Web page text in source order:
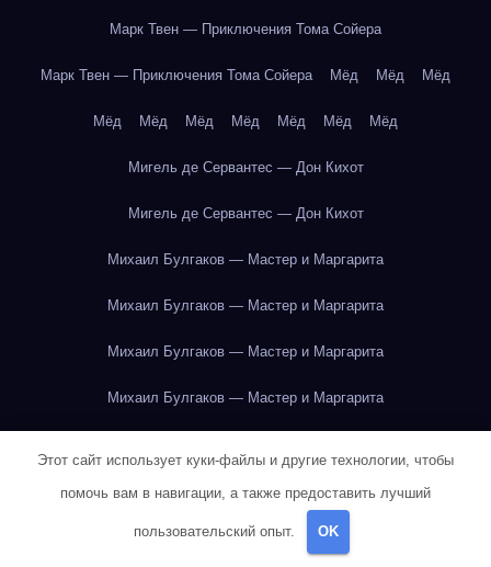
Марк Твен — Приключения Тома Сойера
Марк Твен — Приключения Тома Сойера Мёд Мёд Мёд
Мёд Мёд Мёд Мёд Мёд Мёд Мёд
Мигель де Сервантес — Дон Кихот
Мигель де Сервантес — Дон Кихот
Михаил Булгаков — Мастер и Маргарита
Михаил Булгаков — Мастер и Маргарита
Михаил Булгаков — Мастер и Маргарита
Михаил Булгаков — Мастер и Маргарита
Михаил Булгаков — Мастер и Маргарита
Михаил Булгаков — Мастер и Маргарита
Этот сайт использует куки-файлы и другие технологии, чтобы
помочь вам в навигации, а также предоставить лучший
пользовательский опыт. OK